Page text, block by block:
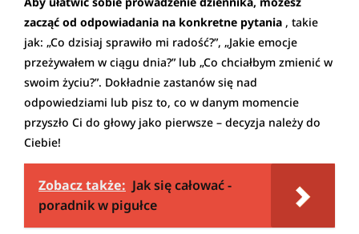
zacząć od odpowiadania na konkretne pytania , takie
jak: „Co dzisiaj sprawiło mi radość?”, „Jakie emocje
przeżywałem w ciągu dnia?” lub „Co chciałbym zmienić w
swoim życiu?”. Dokładnie zastanów się nad
odpowiedziami lub pisz to, co w danym momencie
przyszło Ci do głowy jako pierwsze – decyzja należy do
Ciebie!
Zobacz także: Jak się całować -
poradnik w pigułce